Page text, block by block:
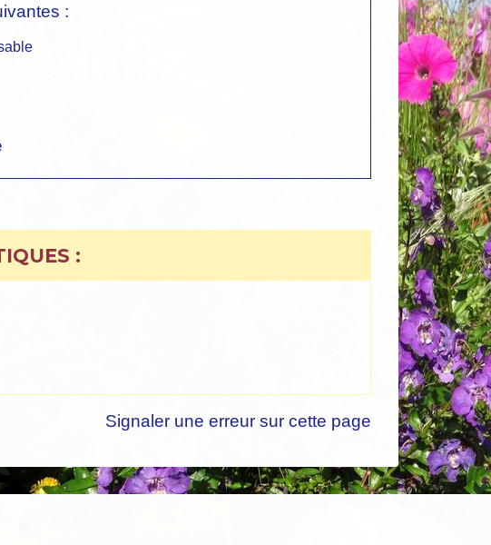
:
:
Signaler une erreur sur cette page